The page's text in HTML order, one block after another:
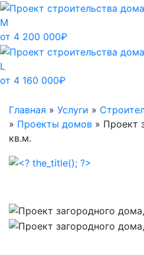
M
от 4 200 000₽
L
от 4 160 000₽
Главная » Услуги »
» Проекты домов » Проект
кв.м.